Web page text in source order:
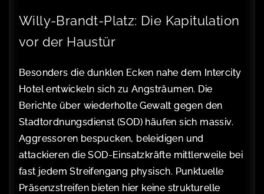
Willy-Brandt-Platz: Die Kapitulation
vor der Haustür
Besonders die dunklen Ecken nahe dem Intercity
Hotel entwickeln sich zu Angsträumen. Die
Berichte über wiederholte Gewalt gegen den
Stadtordnungsdienst (SOD) häufen sich massiv.
Aggressoren bespucken, beleidigen und
attackieren die SOD-Einsatzkräfte mittlerweile bei
fast jedem Streifengang physisch. Punktuelle
Präsenzstreifen bieten hier keine strukturelle